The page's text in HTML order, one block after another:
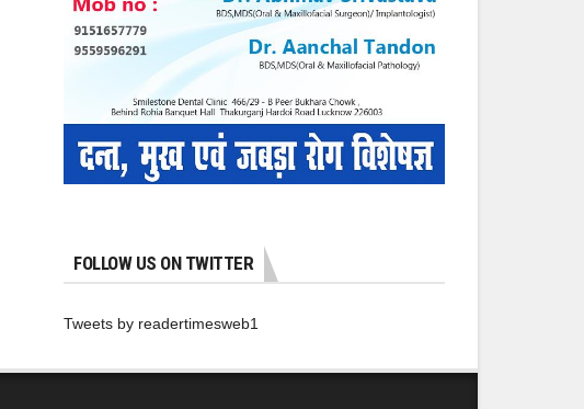
FOLLOW US ON TWITTER
Tweets by readertimesweb1